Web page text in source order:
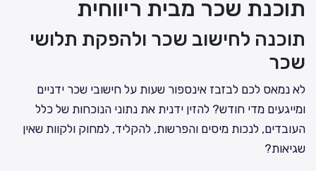
תוכנת שכר מבית ריווחית
תוכנה לחישוב שכר ולהפקת תלושי
שכר
לא נמאס לכם לבזבז אינספור שעות על חישובי שכר ידניים
ומייגעים מדי חודש? להזין ידנית את נתוני הנוכחות של כלל
העובדים, לנכות מיסים והפרשות, להקליד, למחוק ולקוות שאין
שגיאות?